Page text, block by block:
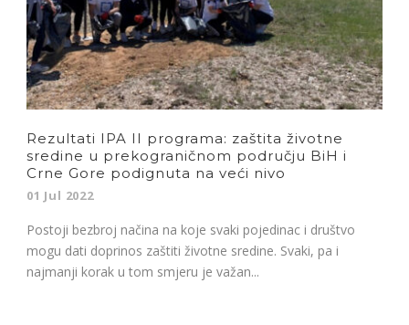
Rezultati IPA II programa: zaštita životne
sredine u prekograničnom području BiH i
Crne Gore podignuta na veći nivo
01 Jul 2022
Postoji bezbroj načina na koje svaki pojedinac i društvo
mogu dati doprinos zaštiti životne sredine. Svaki, pa i
najmanji korak u tom smjeru je važan...